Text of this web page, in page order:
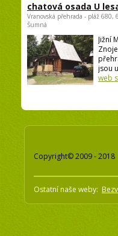
chatová osada U
Vranovská přehrada - pláž 680,
Šumná
Jižní
jsou
web
Copyright© 2009 - 2018
Ostatní naše weby: